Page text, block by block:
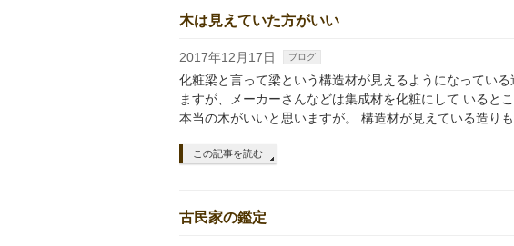
木は見えていた方がいい
2017年12月17日 ブログ
化粧梁と言って梁という構造材が見えるようになってい
ますが、メーカーさんなどは集成材を化粧にして いると
本当の木がいいと思いますが。 構造材が見えている造り
この記事を読む
古民家の鑑定